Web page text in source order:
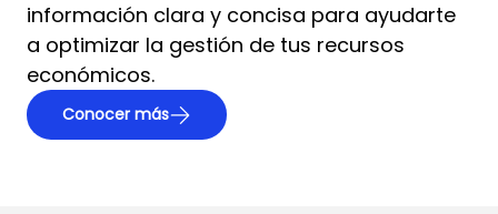
información clara y concisa para ayudarte
a optimizar la gestión de tus recursos
económicos.
Conocer más